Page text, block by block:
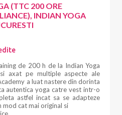
(TTC 200 ORE
INDIAN YOGA
de 200 h de la Indian Yoga
axat pe multiple aspecte ale
a luat nastere din dorinta
autentica yoga catre vest intr-o
astfel incat sa se adapteze
mod cat mai original si